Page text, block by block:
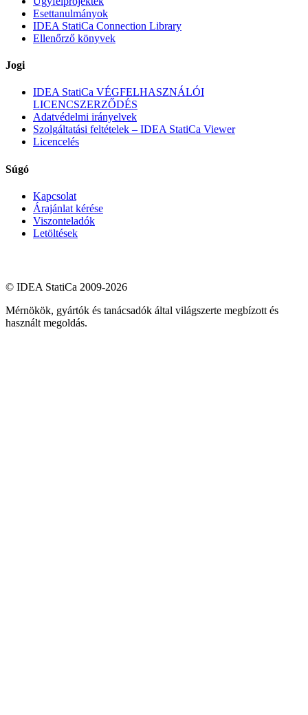
Esettanulmányok
IDEA StatiCa Connection Library
Ellenőrző könyvek
Jogi
IDEA StatiCa VÉGFELHASZNÁLÓI
LICENCSZERZŐDÉS
Adatvédelmi irányelvek
Szolgáltatási feltételek – IDEA StatiCa Viewer
Licencelés
Súgó
Kapcsolat
Árajánlat kérése
Viszonteladók
Letöltések
© IDEA StatiCa 2009-2026
Mérnökök, gyártók és tanácsadók által világszerte megbízott és
használt megoldás.